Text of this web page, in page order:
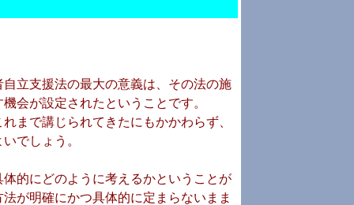
立支援法の最大の意義は、その法の施
会が設定されたということです。
まで講じられてきたにもかかわらず、
でしょう。
的にどのように考えるかということが
が明確にかつ具体的に定まらないまま